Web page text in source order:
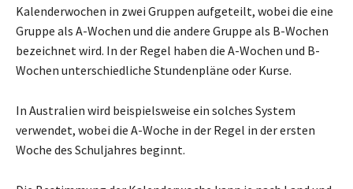
Kalenderwochen in zwei Gruppen aufgeteilt, wobei die eine
Gruppe als A-Wochen und die andere Gruppe als B-Wochen
bezeichnet wird. In der Regel haben die A-Wochen und B-
Wochen unterschiedliche Stundenpläne oder Kurse.
In Australien wird beispielsweise ein solches System
verwendet, wobei die A-Woche in der Regel in der ersten
Woche des Schuljahres beginnt.